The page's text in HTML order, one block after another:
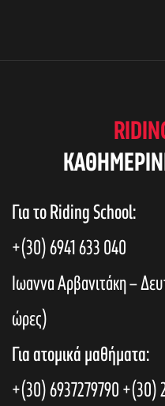
Για το Riding School:
+(30) 6941 633 040
Ιωαννα Αρβανιτάκη –
ώρες)
Για ατομικά μαθήματα:
+(30) 6937279790+(30)